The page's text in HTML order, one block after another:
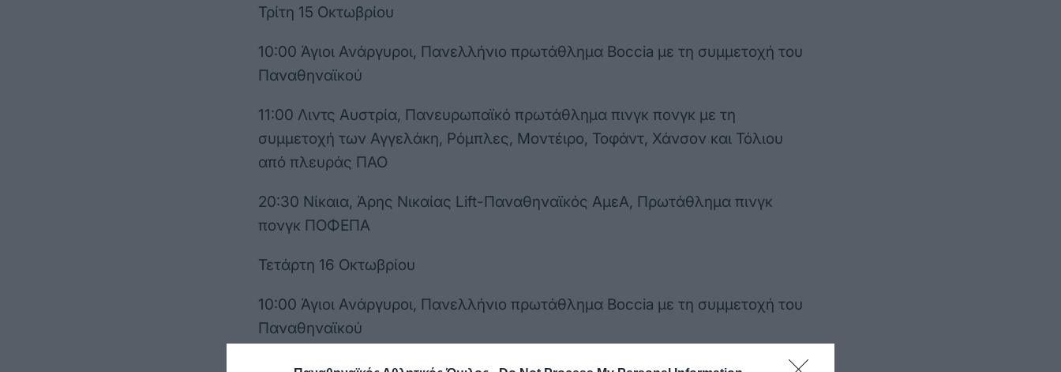
Τρίτη 15 Οκτωβρίου
10:00 Άγιοι Ανάργυροι, Πανελλήνιο πρωτάθλημα Boccia με τη συμμετοχή του
Παναθηναϊκού
11:00 Λιντς Αυστρία, Πανευρωπαϊκό πρωτάθλημα πινγκ πονγκ με τη
συμμετοχή των Αγγελάκη, Ρόμπλες, Μοντέιρο, Τοφάντ, Χάνσον και Τόλιου
από πλευράς ΠΑΟ
20:30 Νίκαια, Άρης Νικαίας Lift-Παναθηναϊκός ΑμεΑ, Πρωτάθλημα πινγκ
πονγκ ΠΟΦΕΠΑ
Τετάρτη 16 Οκτωβρίου
10:00 Άγιοι Ανάργυροι, Πανελλήνιο πρωτάθλημα Boccia με τη συμμετοχή του
Παναθηναϊκού
11:00 Λιντς Αυστρία, Πανευρωπαϊκό πρωτάθλημα πινγκ πονγκ με τη